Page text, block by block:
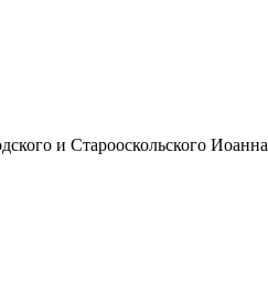
и Старооскольского Иоанна